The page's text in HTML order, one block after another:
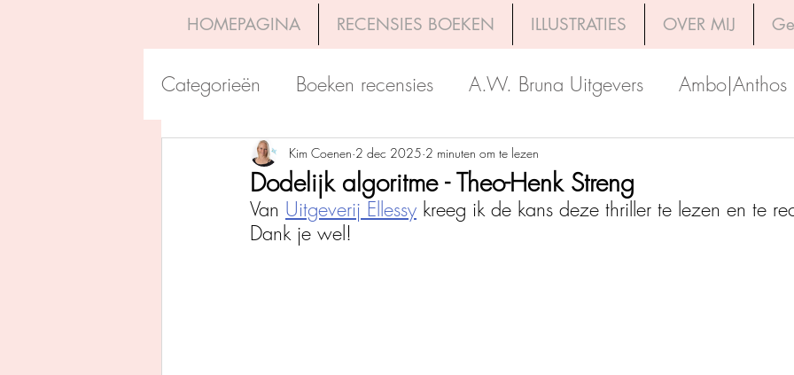
HOMEPAGINA RECENSIES BOEKEN ILLUSTRATIES OVER MIJ
Categorieën Boeken recensies A.W. Bruna Uitgevers Ambo|Anthos
Uitgeverij Pelckmans Boekerij Uitgeverij Luitingh-Sijthoff
Overamstel Uitgevers Godijn Publishing
Dodelijk algoritme - Theo-Henk Streng
Kim Coenen 2 dec 2025 2 minuten om te lezen
Van Uitgeverij Ellessy kreeg ik de kans deze thriller te lezen en te
Dank je wel!